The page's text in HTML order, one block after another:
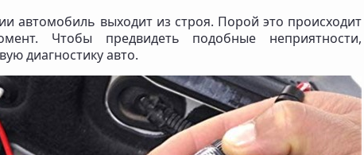
автомобиль выходит из строя. Порой это происходит
Чтобы предвидеть подобные неприятности,
диагностику авто.